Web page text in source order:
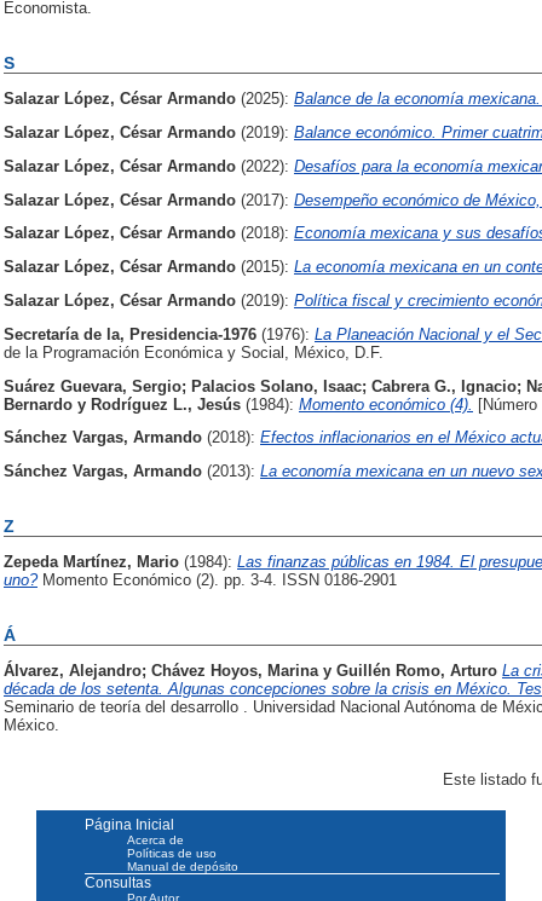
Economista.
S
Salazar López, César Armando (2025): Balance de la economía
Salazar López, César Armando (2019): Balance económico. Primer
Salazar López, César Armando (2022): Desafíos para la economía
Salazar López, César Armando (2017): Desempeño económico de
Salazar López, César Armando (2018): Economía mexicana y sus
Salazar López, César Armando (2015): La economía mexicana en un
Salazar López, César Armando (2019): Política fiscal y crecimiento
Secretaría de la, Presidencia-1976 (1976): La Planeación Nacional y el
de la Programación Económica y Social, México, D.F.
Suárez Guevara, Sergio; Palacios Solano, Isaac; Cabrera G., Ignacio;
Bernardo y Rodríguez L., Jesús (1984): Momento económico (4).
Sánchez Vargas, Armando (2018): Efectos inflacionarios en el México
Sánchez Vargas, Armando (2013): La economía mexicana en un nuevo
Z
Zepeda Martínez, Mario (1984): Las finanzas públicas en 1984. El
uno?Momento Económico (2). pp. 3-4. ISSN 0186-2901
Á
Álvarez, Alejandro; Chávez Hoyos, Marina y Guillén Romo, Arturo La
década de los setenta. Algunas concepciones sobre la crisis en México.
Seminario de teoría del desarrollo . Universidad Nacional Autónoma de
México.
Este listado
Página Inicial
Acerca de
Políticas de uso
Manual de depósito
Consultas
Por Autor